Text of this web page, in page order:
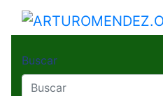
Saltar
Buscar